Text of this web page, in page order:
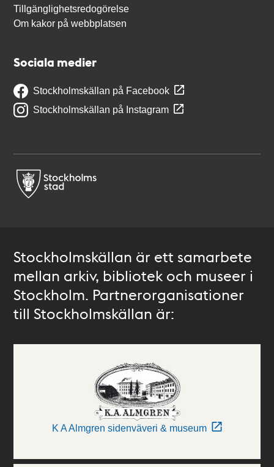
Tillgänglighetsredogörelse
Om kakor på webbplatsen
Sociala medier
Stockholmskällan på Facebook
Stockholmskällan på Instagram
Stockholmskällan är ett samarbete
mellan arkiv, bibliotek och museer i
Stockholm. Partnerorganisationer
till Stockholmskällan är:
K A Almgren sidenväveri & museum